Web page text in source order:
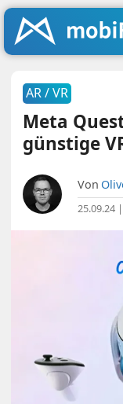
AR / VR
Meta
günstige
Von
25.09.24